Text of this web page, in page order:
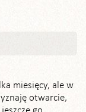
miesięcy, ale w
otwarcie,